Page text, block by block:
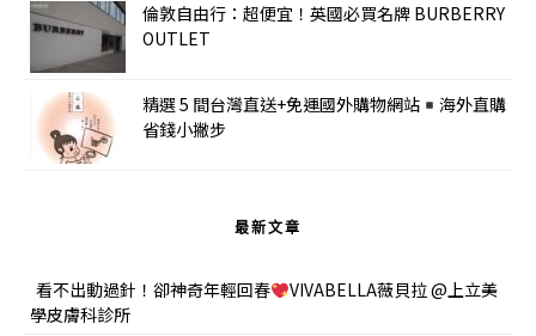
倫敦自由行：超便宜！英國必買名牌 BURBERRY
OUTLET
精選 5 間台灣直送+免運國外購物網站
海外直購
省錢小撇步
最新文章
看不出動過針！卻神奇年輕回春
VIVABELLA薇貝拉 @上立美
學皮膚科診所